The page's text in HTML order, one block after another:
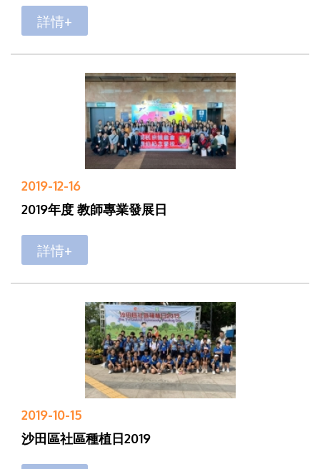
詳情+
2019-12-16
2019年度 教師專業發展日
詳情+
2019-10-15
沙田區社區種植日2019